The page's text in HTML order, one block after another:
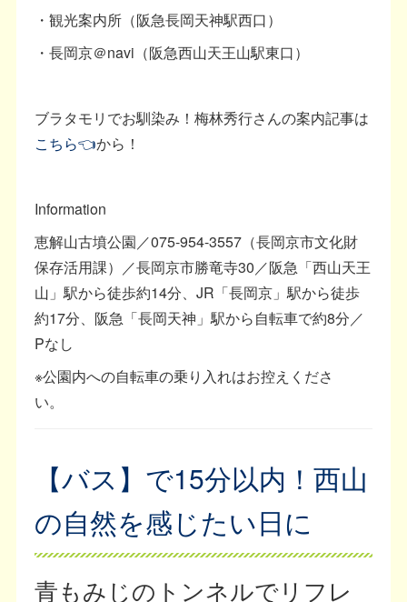
・観光案内所（阪急長岡天神駅西口）
・長岡京＠navi（阪急西山天王山駅東口）
ブラタモリでお馴染み！梅林秀行さんの案内記事は
こちら👈から！
Information
恵解山古墳公園／075-954-3557（長岡京市文化財
保存活用課）／長岡京市勝竜寺30／阪急「西山天王
山」駅から徒歩約14分、JR「長岡京」駅から徒歩
約17分、阪急「長岡天神」駅から自転車で約8分／
Pなし
※公園内への自転車の乗り入れはお控えくださ
い。
【バス】で15分以内！西山
の自然を感じたい日に
青もみじのトンネルでリフレ